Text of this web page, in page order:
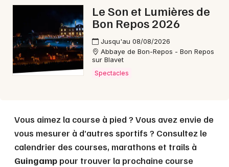
Mon email
Je m'abonne
Le Son et Lumières de
Bon Repos 2026
Jusqu'au 08/08/2026
Abbaye de Bon-Repos - Bon Repos
sur Blavet
Spectacles
Vous aimez la course à pied ? Vous avez envie de
vous mesurer à d’autres sportifs ? Consultez le
calendrier des courses, marathons et trails à
Guingamp pour trouver la prochaine course